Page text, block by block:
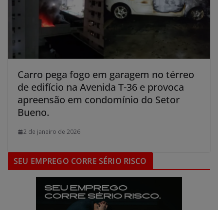
Carro pega fogo em garagem no térreo
de edifício na Avenida T-36 e provoca
apreensão em condomínio do Setor
Bueno.
2 de janeiro de 2026
SEU EMPREGO CORRE SÉRIO RISCO